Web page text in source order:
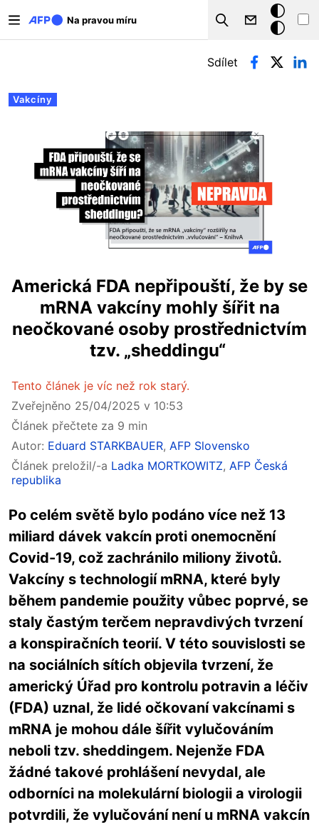
Na pravou míru
Search
Tmavý
režim
Hlavní záložky
Vakcíny
Sdílet
Americká FDA nepřipouští, že by se
mRNA vakcíny mohly šířit na
neočkované osoby prostřednictvím
tzv. „sheddingu“
Tento článek je víc než rok starý.
Zveřejněno 25/04/2025 v 10:53
Článek přečtete za 9 min
Autor: Eduard STARKBAUER, AFP Slovensko
Článek preložil/-a Ladka MORTKOWITZ, AFP Česká
republika
Po celém světě bylo podáno více než 13
miliard dávek vakcín proti onemocnění
Covid-19, což zachránilo miliony životů.
Vakcíny s technologií mRNA, které byly
během pandemie použity vůbec poprvé, se
staly častým terčem nepravdivých tvrzení
a konspiračních teorií. V této souvislosti se
na sociálních sítích objevila tvrzení, že
americký Úřad pro kontrolu potravin a léčiv
(FDA) uznal, že lidé očkovaní vakcínami s
mRNA je mohou dále šířit vylučováním
neboli tzv. sheddingem. Nejenže FDA
žádné takové prohlášení nevydal, ale
odborníci na molekulární biologii a virologii
potvrdili, že vylučování není u mRNA vakcín